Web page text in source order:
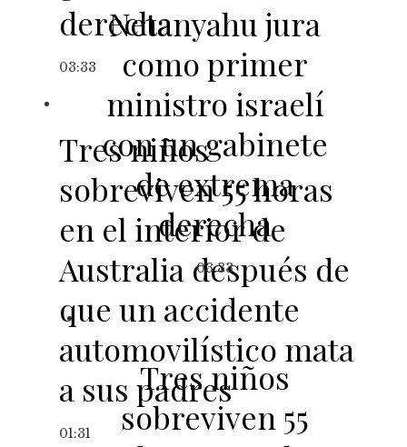
Netanyahu jura
como primer
ministro israelí
con un gabinete
de extrema
derecha
03:33
Tres niños
sobreviven 55
derecha
03:33
Tres niños
sobreviven 55 horas
en el interior de
Australia después de
que un accidente
automovilístico mata
a sus padres
01:31